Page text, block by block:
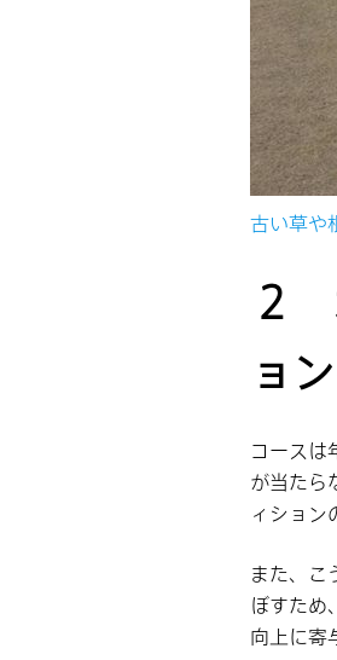
古い草や
２
ョ
コースは
が当たら
ィション
また、こ
ぼすため
向上に寄